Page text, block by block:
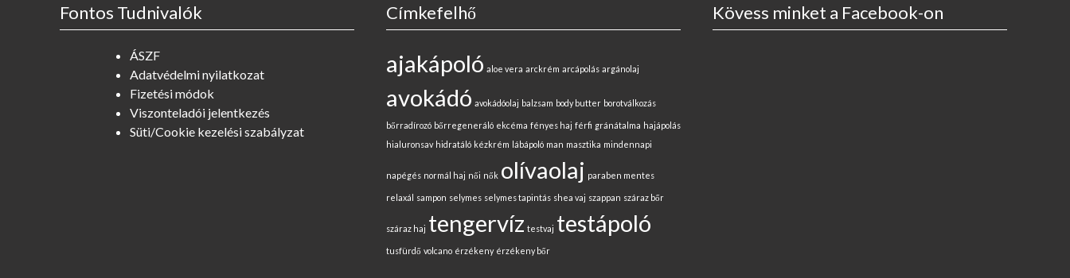
Fontos Tudnivalók
ÁSZF
Adatvédelmi nyilatkozat
Fizetési módok
Viszonteladói jelentkezés
Süti/Cookie kezelési szabályzat
Címkefelhő
ajakápoló aloe vera arckrém arcápolás argánolaj
avokádó avokádóolaj balzsam body butter borotválkozás
bőrradírozó bőrregeneráló ekcéma fényes haj férfi gránátalma hajápolás
hialuronsav hidratáló kézkrém lábápoló man masztika mindennapi
napégés normál haj női nők olívaolaj paraben mentes
relaxál sampon selymes selymes tapintás shea vaj szappan száraz bőr
száraz haj tengervíz testvaj testápoló
tusfürdő volcano érzékeny érzékeny bőr
Kövess minket a Facebook-on